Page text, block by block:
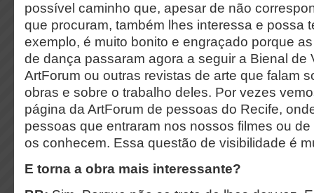
possível caminho que, apesar de não
que procuram, também lhes interessa e possa
exemplo, é muito bonito e engraçado porque
de dança passaram agora a seguir a Bienal de
ArtForum ou outras revistas de arte que falam
obras e sobre o trabalho deles. Por vezes
página da ArtForum de pessoas do Recife,
pessoas que entraram nos nossos filmes ou
os conhecem. Essa questão de visibilidade é
E torna a obra mais interessante?